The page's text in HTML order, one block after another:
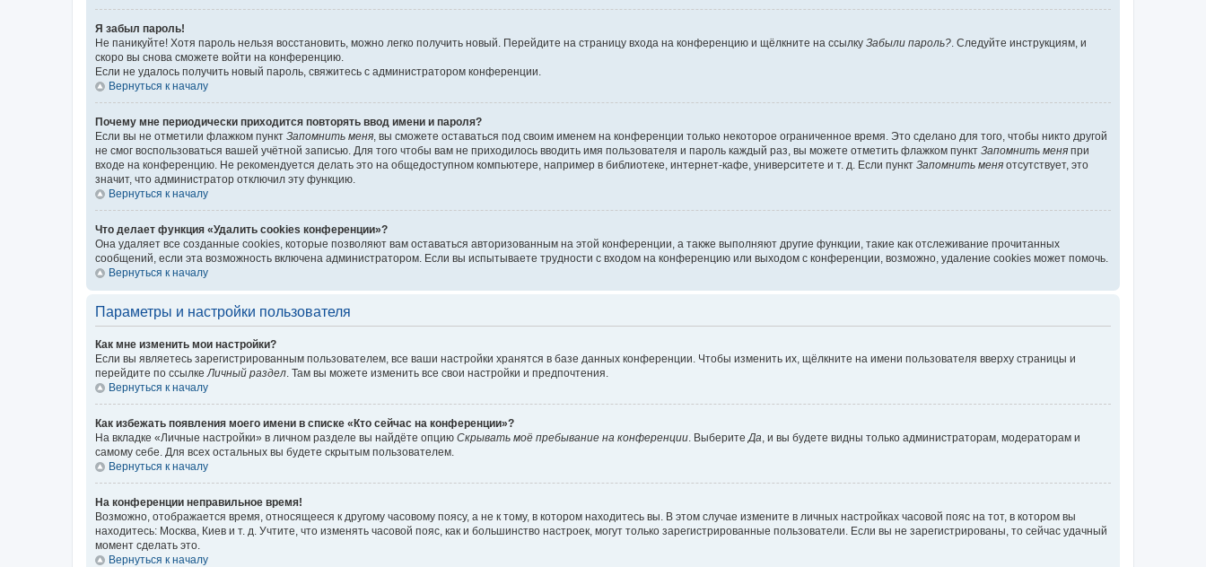
Я забыл пароль!
Не паникуйте! Хотя пароль нельзя восстановить, можно легко получить новый. Перейдите на страницу входа на конференцию и щёлкните на ссылку Забыли пароль? . Следуйте инструкциям, и
скоро вы снова сможете войти на конференцию.
Если не удалось получить новый пароль, свяжитесь с администратором конференции.
Вернуться к началу
Почему мне периодически приходится повторять ввод имени и пароля?
Если вы не отметили флажком пункт Запомнить меня , вы сможете оставаться под своим именем на конференции только некоторое ограниченное время. Это сделано для того, чтобы никто другой
не смог воспользоваться вашей учётной записью. Для того чтобы вам не приходилось вводить имя пользователя и пароль каждый раз, вы можете отметить флажком пункт Запомнить меня при
входе на конференцию. Не рекомендуется делать это на общедоступном компьютере, например в библиотеке, интернет-кафе, университете и т. д. Если пункт Запомнить меня отсутствует, это
значит, что администратор отключил эту функцию.
Вернуться к началу
Что делает функция «Удалить cookies конференции»?
Она удаляет все созданные cookies, которые позволяют вам оставаться авторизованным на этой конференции, а также выполняют другие функции, такие как отслеживание прочитанных
сообщений, если эта возможность включена администратором. Если вы испытываете трудности с входом на конференцию или выходом с конференции, возможно, удаление cookies может помочь.
Вернуться к началу
Параметры и настройки пользователя
Как мне изменить мои настройки?
Если вы являетесь зарегистрированным пользователем, все ваши настройки хранятся в базе данных конференции. Чтобы изменить их, щёлкните на имени пользователя вверху страницы и
перейдите по ссылке Личный раздел . Там вы можете изменить все свои настройки и предпочтения.
Вернуться к началу
Как избежать появления моего имени в списке «Кто сейчас на конференции»?
На вкладке «Личные настройки» в личном разделе вы найдёте опцию Скрывать моё пребывание на конференции . Выберите Да , и вы будете видны только администраторам, модераторам и
самому себе. Для всех остальных вы будете скрытым пользователем.
Вернуться к началу
На конференции неправильное время!
Возможно, отображается время, относящееся к другому часовому поясу, а не к тому, в котором находитесь вы. В этом случае измените в личных настройках часовой пояс на тот, в котором вы
находитесь: Москва, Киев и т. д. Учтите, что изменять часовой пояс, как и большинство настроек, могут только зарегистрированные пользователи. Если вы не зарегистрированы, то сейчас удачный
момент сделать это.
Вернуться к началу